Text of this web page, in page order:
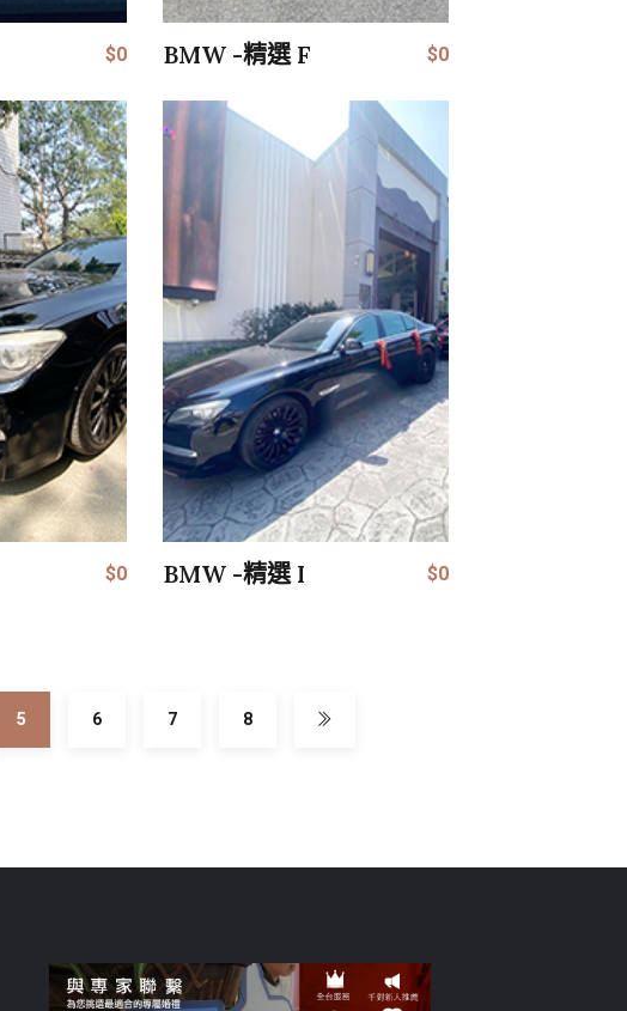
$0 BMW -精選 F $0
$0 BMW -精選 I $0
5 6 7 8